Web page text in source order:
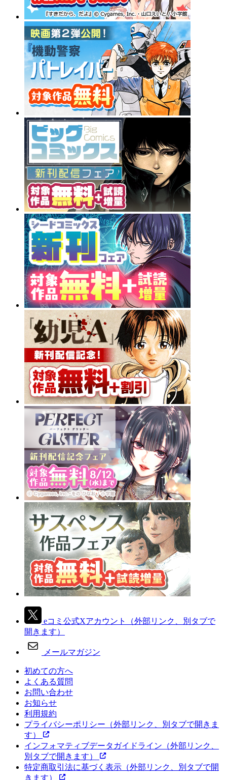
eコミ公式Xアカウント
（外部リンク、別タブで
開きます）
メールマガジン
初めての方へ
よくある質問
お問い合わせ
お知らせ
利用規約
プライバシーポリシー （外部リンク、別タブで開きま
す）
インフォマティブデータガイドライン （外部リンク、
別タブで開きます）
特定商取引法に基づく表示 （外部リンク、別タブで開
きます）